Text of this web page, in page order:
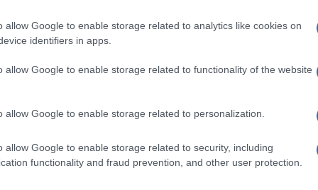
allow Google to enable storage related to analytics like cookies on
identifiers in apps.
allow Google to enable storage related to functionality of the website
allow Google to enable storage related to personalization.
allow Google to enable storage related to security, including
functionality and fraud prevention, and other user protection.
intenzivira nastojanja za veću vojnu
trebalo bi dodatno ojačati kapacitete
intenziteta.